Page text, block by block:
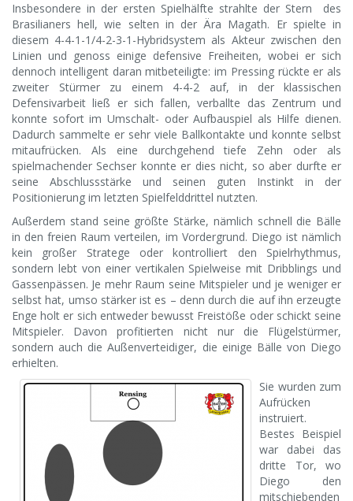
Insbesondere in der ersten Spielhälfte strahlte der Stern des
Brasilianers hell, wie selten in der Ära Magath. Er spielte in
diesem 4-4-1-1/4-2-3-1-Hybridsystem als Akteur zwischen den
Linien und genoss einige defensive Freiheiten, wobei er sich
dennoch intelligent daran mitbeteiligte: im Pressing rückte er als
zweiter Stürmer zu einem 4-4-2 auf, in der klassischen
Defensivarbeit ließ er sich fallen, verballte das Zentrum und
konnte sofort im Umschalt- oder Aufbauspiel als Hilfe dienen.
Dadurch sammelte er sehr viele Ballkontakte und konnte selbst
mitaufrücken. Als eine durchgehend tiefe Zehn oder als
spielmachender Sechser konnte er dies nicht, so aber durfte er
seine Abschlussstärke und seinen guten Instinkt in der
Positionierung im letzten Spielfelddrittel nutzten.
Außerdem stand seine größte Stärke, nämlich schnell die Bälle
in den freien Raum verteilen, im Vordergrund. Diego ist nämlich
kein großer Stratege oder kontrolliert den Spielrhythmus,
sondern lebt von einer vertikalen Spielweise mit Dribblings und
Gassenpässen. Je mehr Raum seine Mitspieler und je weniger er
selbst hat, umso stärker ist es – denn durch die auf ihn erzeugte
Enge holt er sich entweder bewusst Freistöße oder schickt seine
Mitspieler. Davon profitierten nicht nur die Flügelstürmer,
sondern auch die Außenverteidiger, die einige Bälle von Diego
erhielten.
Sie wurden zum
Aufrücken
instruiert.
Bestes Beispiel
war dabei das
dritte Tor, wo
Diego den
mitschiebenden